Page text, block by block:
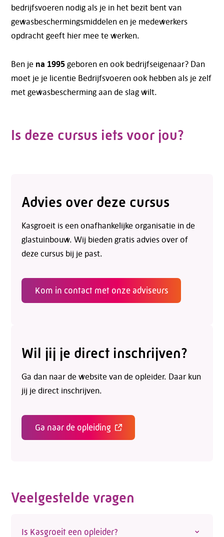
Telefoon:
E-mail:
bedrijfsvoeren nodig als je in het bezit bent van
gewasbeschermingsmiddelen en je medewerkers
opdracht geeft hier mee te werken.
Ben je na 1995geboren en ook bedrijfseigenaar? Dan
moet je je licentie Bedrijfsvoeren ook hebben als je zelf
met gewasbescherming aan de slag wilt.
Is deze cursus iets voor jou?
Advies over deze cursus
Kasgroeit is een onafhankelijke organisatie in de
glastuinbouw. Wij bieden gratis advies over of
deze cursus bij je past.
Kom in contact met onze adviseurs
Wil jij je direct inschrijven?
Ga dan naar de website van de opleider. Daar kun
jij je direct inschrijven.
Ga naar de opleiding
Veelgestelde vragen
Is Kasgroeit een opleider?